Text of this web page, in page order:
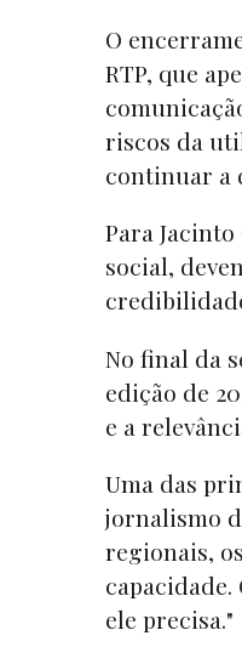
O
RTP, que
riscos da
continuar a
Para
social,
No final da
edição de
e a
Uma das
jornalismo
regionais,
ele precisa."